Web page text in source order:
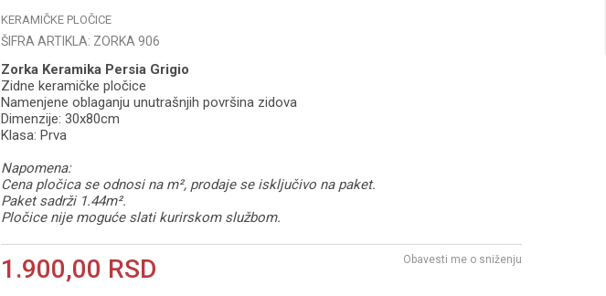
KERAMIČKE PLOČICE
ŠIFRA ARTIKLA: ZORKA 906
Zorka Keramika Persia Grigio
Zidne keramičke pločice
Namenjene oblaganju unutrašnjih površina zidova
Dimenzije: 30x80cm
Klasa: Prva
Napomena:
Cena pločica se odnosi na m², prodaje se isključivo na paket.
Paket sadrži 1.44m².
Pločice nije moguće slati kurirskom službom.
1.900,00 RSD Obavesti me o sniženju